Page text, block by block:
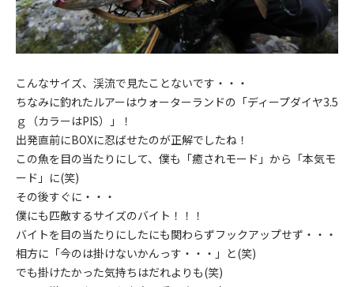
こんなサイズ、渓流で見たことないです・・・
ちなみに釣れたルアーはウォーターランドの「ディープダイヤ3.5
ｇ（カラーはPIS）」！
出発直前にBOXに忍ばせたのが正解でしたね！
この魚を目の当たりにして、僕も「癒されモード」から「本気モ
ード」に(笑)
その後すぐに・・・
僕にも匹敵するサイズのバイト！！！
バイトを目の当たりにしたにも関わらずフックアップせず・・・
相方に「今のは掛けないかんっす・・・」と(笑)
でも掛けたかった気持ちはだれよりも(笑)